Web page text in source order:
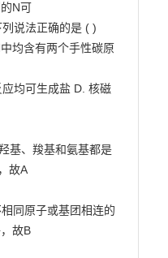
N可
说法正确的是 ( )
均含有两个手性碳原
均可生成盐 D. 核磁
基、羧基和氨基都是
故A
同原子或基团相连的
故B